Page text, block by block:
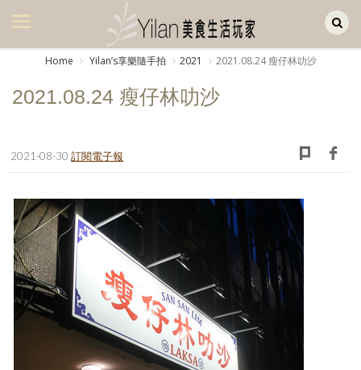
美食集
生活風
書房集
日記簿
餐桌週記
Home Yilanʼs享樂隨手拍 2021 2021.08.24 瘦仔林叻沙
2021.08.24 瘦仔林叻沙
2021-08-30 訂閱電子報